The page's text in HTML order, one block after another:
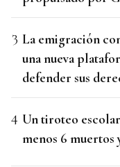
La emigración
una nueva
defender sus
Un tiroteo
menos 6 muertos